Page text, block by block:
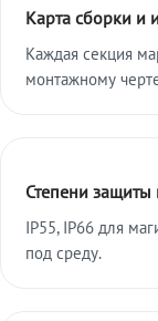
Карта сборки и
Каждая секция
монтажному
Степени защиты
IP55, IP66 для
под среду.